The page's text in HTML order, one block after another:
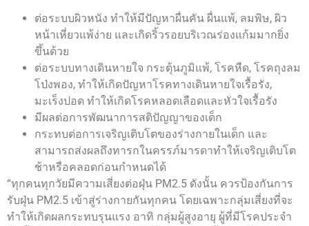
ต่อระบบผิวหนัง ทำให้มีปัญหาผื่นคัน ผื่นแพ้, ลมพิษ, ผิว
หน้าเหี่ยวแพ้ง่าย และเกิดริ้วรอยบริเวณร่องแก้มมากยิ่ง
ขึ้นด้วย
ต่อระบบทางเดินหายใจ กระตุ้นภูมิแพ้, โรคหืด, โรคถุงลม
โป่งพอง, ทำให้เกิดปัญหาโรคทางเดินหายใจเรื้อรัง,
มะเร็งปอด ทำให้เกิดโรคหลอดเลือดและหัวใจเรื้อรัง
มีผลต่อการพัฒนาการสติปัญญาของเด็ก
กระทบต่อการเจริญเติบโตของร่างกายในเด็ก และ
สามารถส่งผลถึงทารกในครรภ์มารดาทำให้เจริญเติบโต
ช้าหรือคลอดก่อนกำหนดได้
“ทุกคนทุกวัยมีความเสี่ยงต่อฝุ่น PM2.5 ดังนั้น ควรป้องกันการ
รับฝุ่น PM2.5 เข้าสู่ร่างกายกันทุกคน โดยเฉพาะกลุ่มเสี่ยงที่จะ
ทำให้เกิดผลกระทบรุนแรง อาทิ กลุ่มผู้สูงอายุ ผู้ที่มีโรคประจำ